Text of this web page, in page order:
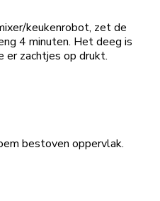
keukenrobot, zet de
4 minuten. Het deeg is
zachtjes op drukt.
bestoven oppervlak.